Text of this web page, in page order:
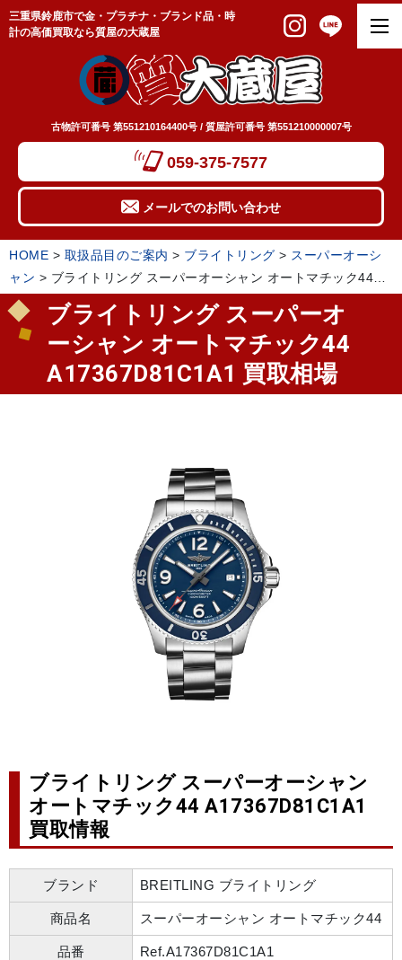
三重県鈴鹿市で金・プラチナ・ブランド品・時
計の高価買取なら質屋の大蔵屋
古物許可番号 第551210164400号 / 質屋許可番号 第551210000007号
059-375-7577
メールでのお問い合わせ
HOME > 取扱品目のご案内 > ブライトリング > スーパーオーシ
ャン > ブライトリング スーパーオーシャン オートマチック44
A17367D81C1A1 買取相場
ブライトリング スーパーオ
ーシャン オートマチック44
A17367D81C1A1 買取相場
ブライトリング スーパーオーシャン
オートマチック44 A17367D81C1A1
買取情報
ブランド BREITLING ブライトリング
商品名 スーパーオーシャン オートマチック44
品番 Ref.A17367D81C1A1